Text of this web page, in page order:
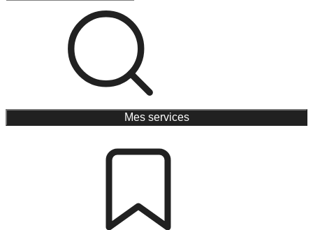
Mes services